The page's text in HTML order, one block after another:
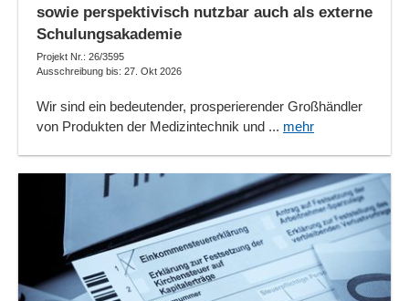
sowie perspektivisch nutzbar auch als externe
Schulungsakademie
Projekt Nr.: 26/3595
Ausschreibung bis: 27. Okt 2026
Wir sind ein bedeutender, prosperierender Großhändler
von Produkten der Medizintechnik und ... mehr